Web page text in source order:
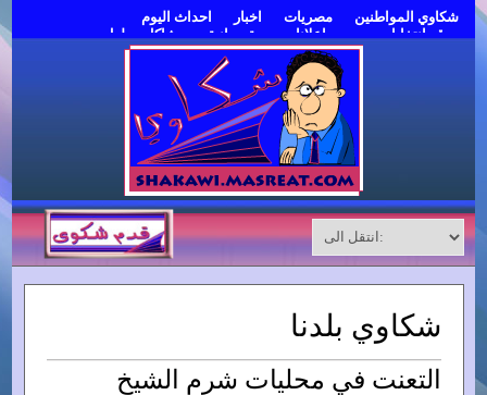
شكاوي المواطنين مصريات اخبار
احداث اليوم
موقع انتخابات مصر
اعلانات مبوبة مجانية
مشاكل وحلول
شكاوي بلدنا
التعنت في محليات شرم الشيخ